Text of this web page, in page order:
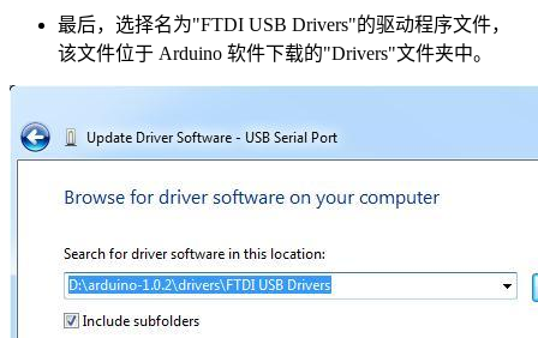
最后，选择名为"FTDI USB Drivers"的驱动程序文件，
该文件位于 Arduino 软件下载的"Drivers"文件夹中。